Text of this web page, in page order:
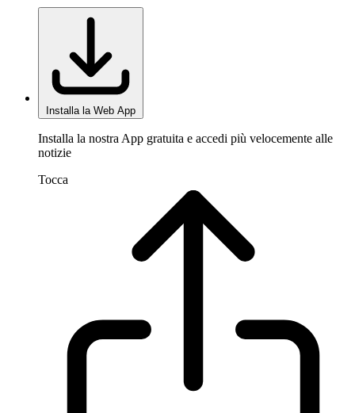
Installa la Web App
Installa la nostra App gratuita e accedi più velocemente alle
notizie
Tocca